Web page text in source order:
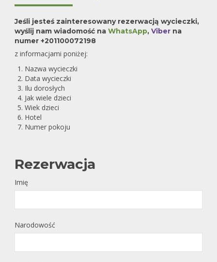
Jeśli jesteś zainteresowany rezerwacją wycieczki,
wyślij nam wiadomość na WhatsApp, Viber na
numer +201100072198
z informacjami poniżej:
Nazwa wycieczki
Data wycieczki
Ilu dorosłych
Jak wiele dzieci
Wiek dzieci
Hotel
Numer pokoju
Rezerwacja
Imię
Narodowość